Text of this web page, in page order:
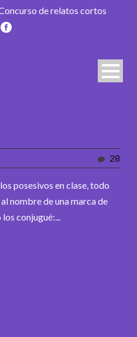
de relatos cortos
28
posesivos en clase, todo
nombre de una marca de
conjugué:...